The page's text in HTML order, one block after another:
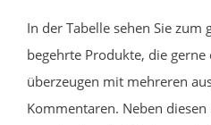
In der Tabelle sehen Sie zum
begehrte Produkte, die
überzeugen mit mehreren
Kommentaren. Neben